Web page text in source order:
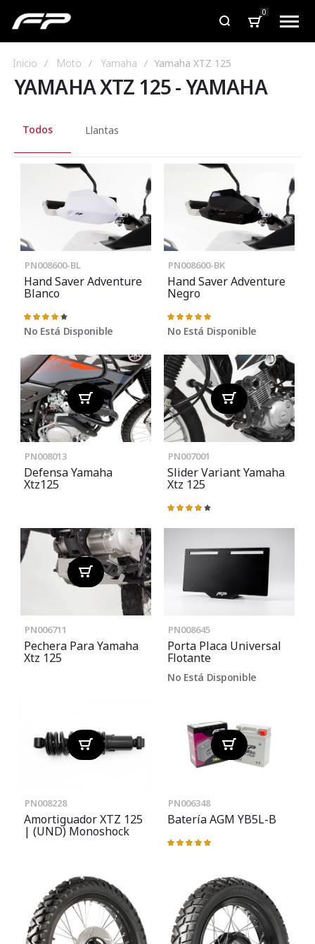
0
Inicio Moto Yamaha Yamaha XTZ 125
YAMAHA XTZ 125-YAMAHA
Todos Llantas
PN008600-BL
Hand Saver Adventure
Blanco
Valoración:
87%
No Está Disponible
PN008600-BK
Hand Saver Adventure
Negro
Valoración:
100%
No Está Disponible
PN008013
Defensa Yamaha
Xtz125
PN007001
Slider Variant Yamaha
Xtz 125
Valoración:
PN006711
Pechera Para Yamaha
Xtz 125
PN008645
Porta Placa Universal
Flotante
No Está Disponible
PN008228
Amortiguador XTZ 125
| (UND) Monoshock
PN006348
Batería AGM YB5L-B
Valoración: